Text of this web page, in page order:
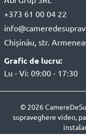
+373 61 00 04 22
Chișinău, str.
Grafic de lucru:
Lu - Vi: 09:00 - 17:30
© 2026
supraveghere video,